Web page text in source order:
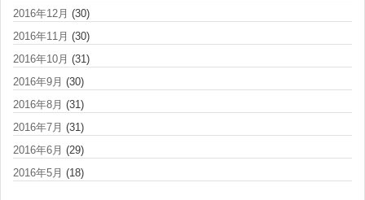
2016年12月 (30)
2016年11月 (30)
2016年10月 (31)
2016年9月 (30)
2016年8月 (31)
2016年7月 (31)
2016年6月 (29)
2016年5月 (18)